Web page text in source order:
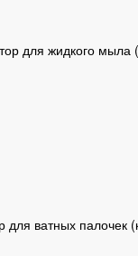
для жидкого
для ватных палочек